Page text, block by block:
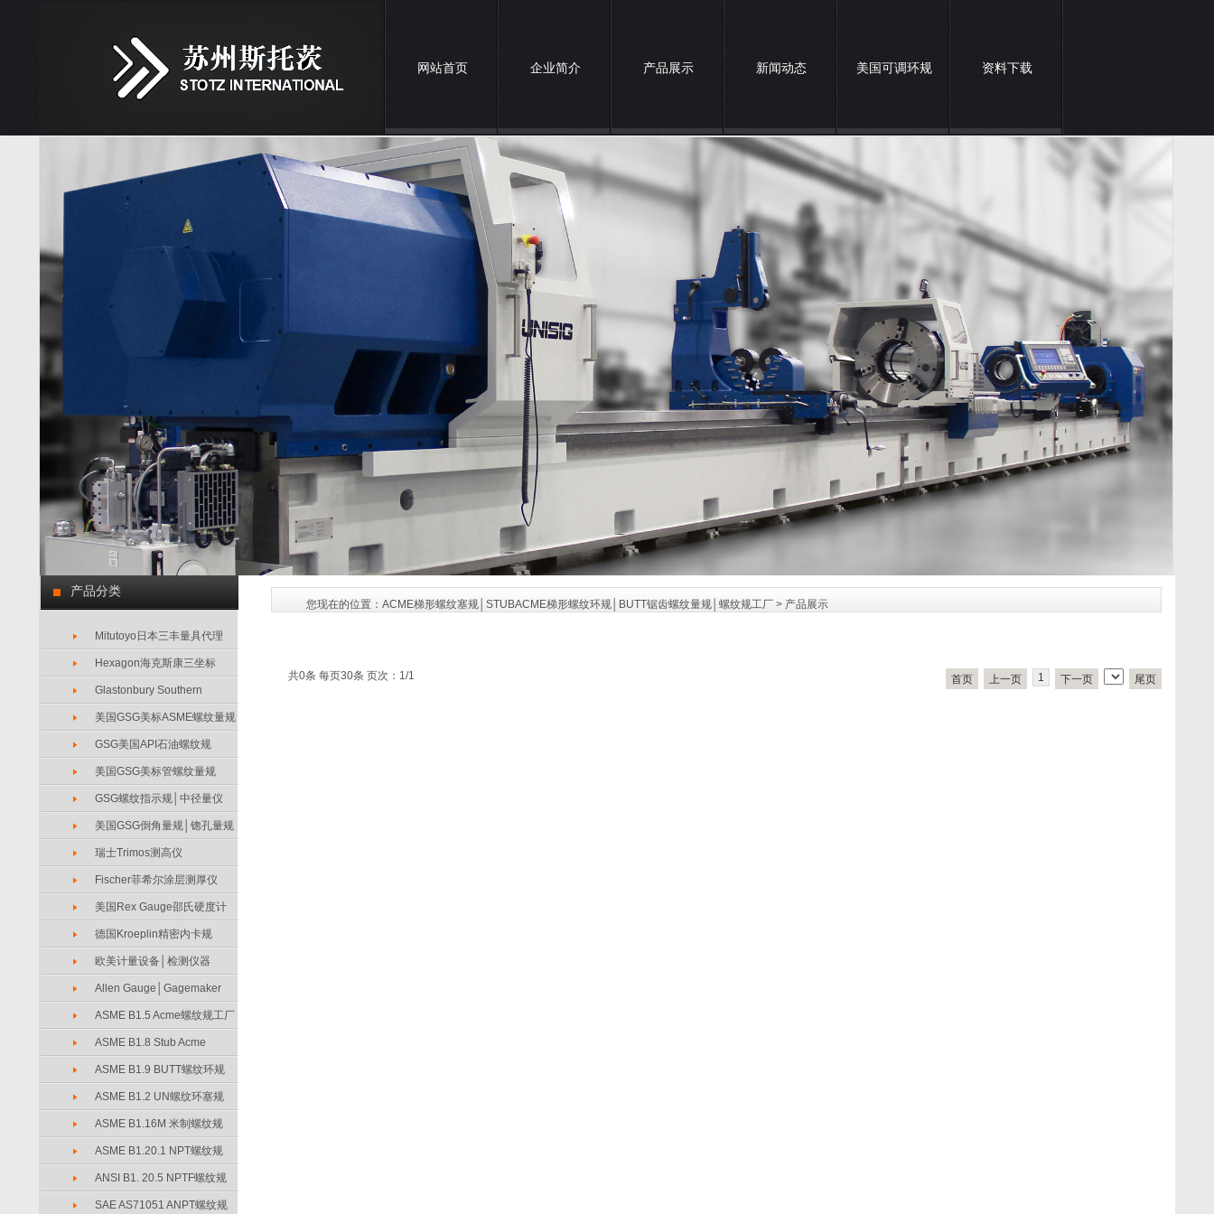
网站首页 企业简介 产品展示 新闻动态 美国可调环规 资料下载
诚聘英才 联系我们
您现在的位置： ACME梯形螺纹塞规│STUBACME梯形螺纹环规│BUTT锯齿螺纹量规│螺纹规工厂 > 产品展示
产品分类
Mitutoyo日本三丰量具代理
Hexagon海克斯康三坐标
Glastonbury Southern
美国GSG美标ASME螺纹量规
GSG美国API石油螺纹规
美国GSG美标管螺纹量规
GSG螺纹指示规│中径量仪
美国GSG倒角量规│锪孔量规
瑞士Trimos测高仪
Fischer菲希尔涂层测厚仪
美国Rex Gauge邵氏硬度计
德国Kroeplin精密内卡规
欧美计量设备│检测仪器
Allen Gauge│Gagemaker
ASME B1.5 Acme螺纹规工厂
ASME B1.8 Stub Acme
ASME B1.9 BUTT螺纹环规
ASME B1.2 UN螺纹环塞规
ASME B1.16M 米制螺纹规
ASME B1.20.1 NPT螺纹规
ANSI B1. 20.5 NPTF螺纹规
SAE AS71051 ANPT螺纹规
共0条 每页30条 页次：1/1 首页 上一页 1 下一页 尾页